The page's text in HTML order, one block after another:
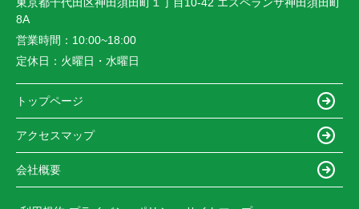
8A
営業時間： 10:00~18:00
定休日： 火曜日・水曜日
トップページ
アクセスマップ
会社概要